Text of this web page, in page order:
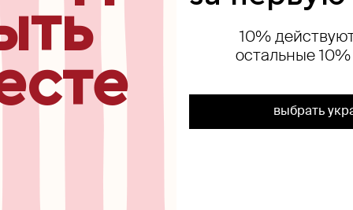
10%
остальные
выбрать